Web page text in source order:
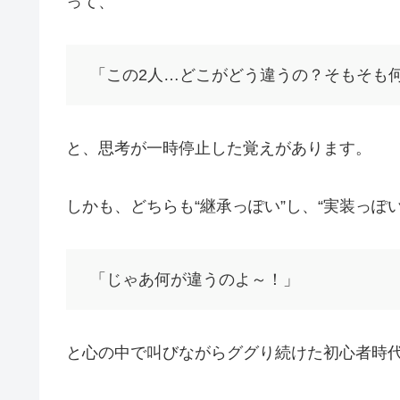
「この2人…どこがどう違うの？そもそも
と、思考が一時停止した覚えがあります。
しかも、どちらも“継承っぽい”し、“実装っぽい
「じゃあ何が違うのよ～！」
と心の中で叫びながらググり続けた初心者時